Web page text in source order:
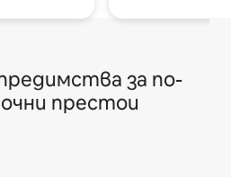
за по-
престои